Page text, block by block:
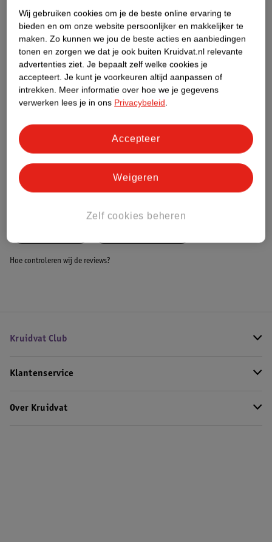
Etiketinformatie
Nature Impact Score
Dit product heeft (nog) geen Nature
Impact Score.
Meer informatie
Hoe controleren wij de reviews?
Kruidvat Club
Klantenservice
Over Kruidvat
Wij gebruiken cookies om je de beste online ervaring te
bieden en om onze website persoonlijker en makkelijker te
maken. Zo kunnen we jou de beste acties en aanbiedingen
tonen en zorgen we dat je ook buiten Kruidvat.nl relevante
advertenties ziet. Je bepaalt zelf welke cookies je
accepteert. Je kunt je voorkeuren altijd aanpassen of
intrekken. Meer informatie over hoe we je gegevens
verwerken lees je in ons Privacybeleid.
Zelf cookies beheren
Weigeren
Accepteer